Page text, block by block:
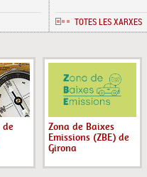
TOTES LES XARXES
de
Zona de Baixes
Emissions (ZBE) de
Girona